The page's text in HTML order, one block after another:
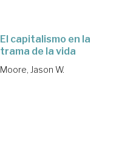
El capitalismo en la
trama de la vida
Moore, Jason W.